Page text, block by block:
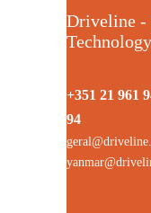
Driveline -
Technology
+351 21 961
94